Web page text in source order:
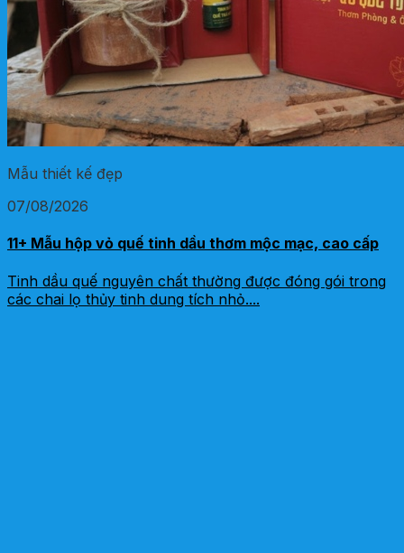
Mẫu thiết kế đẹp
07/08/2026
11+ Mẫu hộp vỏ quế tinh dầu thơm mộc mạc, cao cấp
Tinh dầu quế nguyên chất thường được đóng gói trong
các chai lọ thủy tinh dung tích nhỏ....